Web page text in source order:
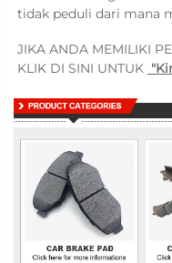
tidak peduli dari mana
JIKA ANDA MEMILIKI
KLIK DI SINI UNTUK "